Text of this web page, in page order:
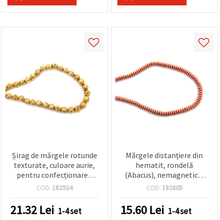
Șirag de mărgele rotunde
texturate, culoare aurie,
pentru confecționarea
bijuteriilor - Hematit
electroplacat
(semiprețios), 9 mm,
COD: 182924
21.32 Lei 1-4 set
Mărgele distanțiere din
hematit, rondelă
(Abacus), nemagnetice,
electroplacate în
gold), 6x3 mm, orificiu 1.5
mm, aprox. 158 buc./șirag
COD: 182805
15.60 Lei 1-4 set